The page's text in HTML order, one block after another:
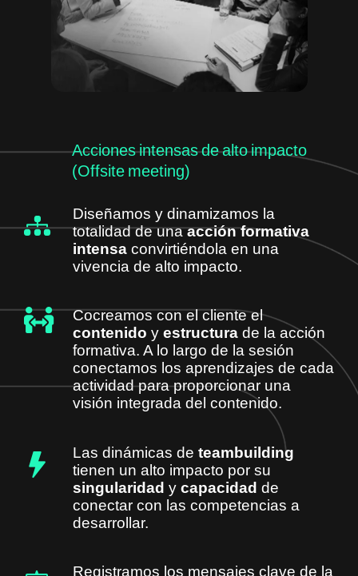
Acciones intensas de alto impacto
(Offsite meeting)
Diseñamos y dinamizamos la
totalidad de unaacción formativa
intensaconvirtiéndola en una
vivencia de alto impacto.
Cocreamos con el cliente el
contenido y estructurade la acción
formativa. A lo largo de la sesión
conectamos los aprendizajes de cada
actividad para proporcionar una
visión integrada del contenido.
Las dinámicas de teambuilding
tienen un alto impacto por su
singularidad y capacidad de
conectar con las competencias a
desarrollar.
Registramos los mensajes clave de la